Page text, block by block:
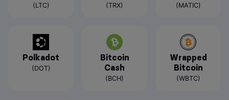
(LTC) (TRX) (MATIC)
Polkadot
(DOT)
Bitcoin
Cash
(BCH)
Wrapped
Bitcoin
(WBTC)